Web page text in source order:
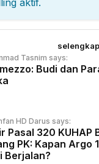
aktif.
Tasnim says:
Budi dan
HD Darus says:
Pasal 320 KUHAP
PK: Kapan Argo
Berjalan?